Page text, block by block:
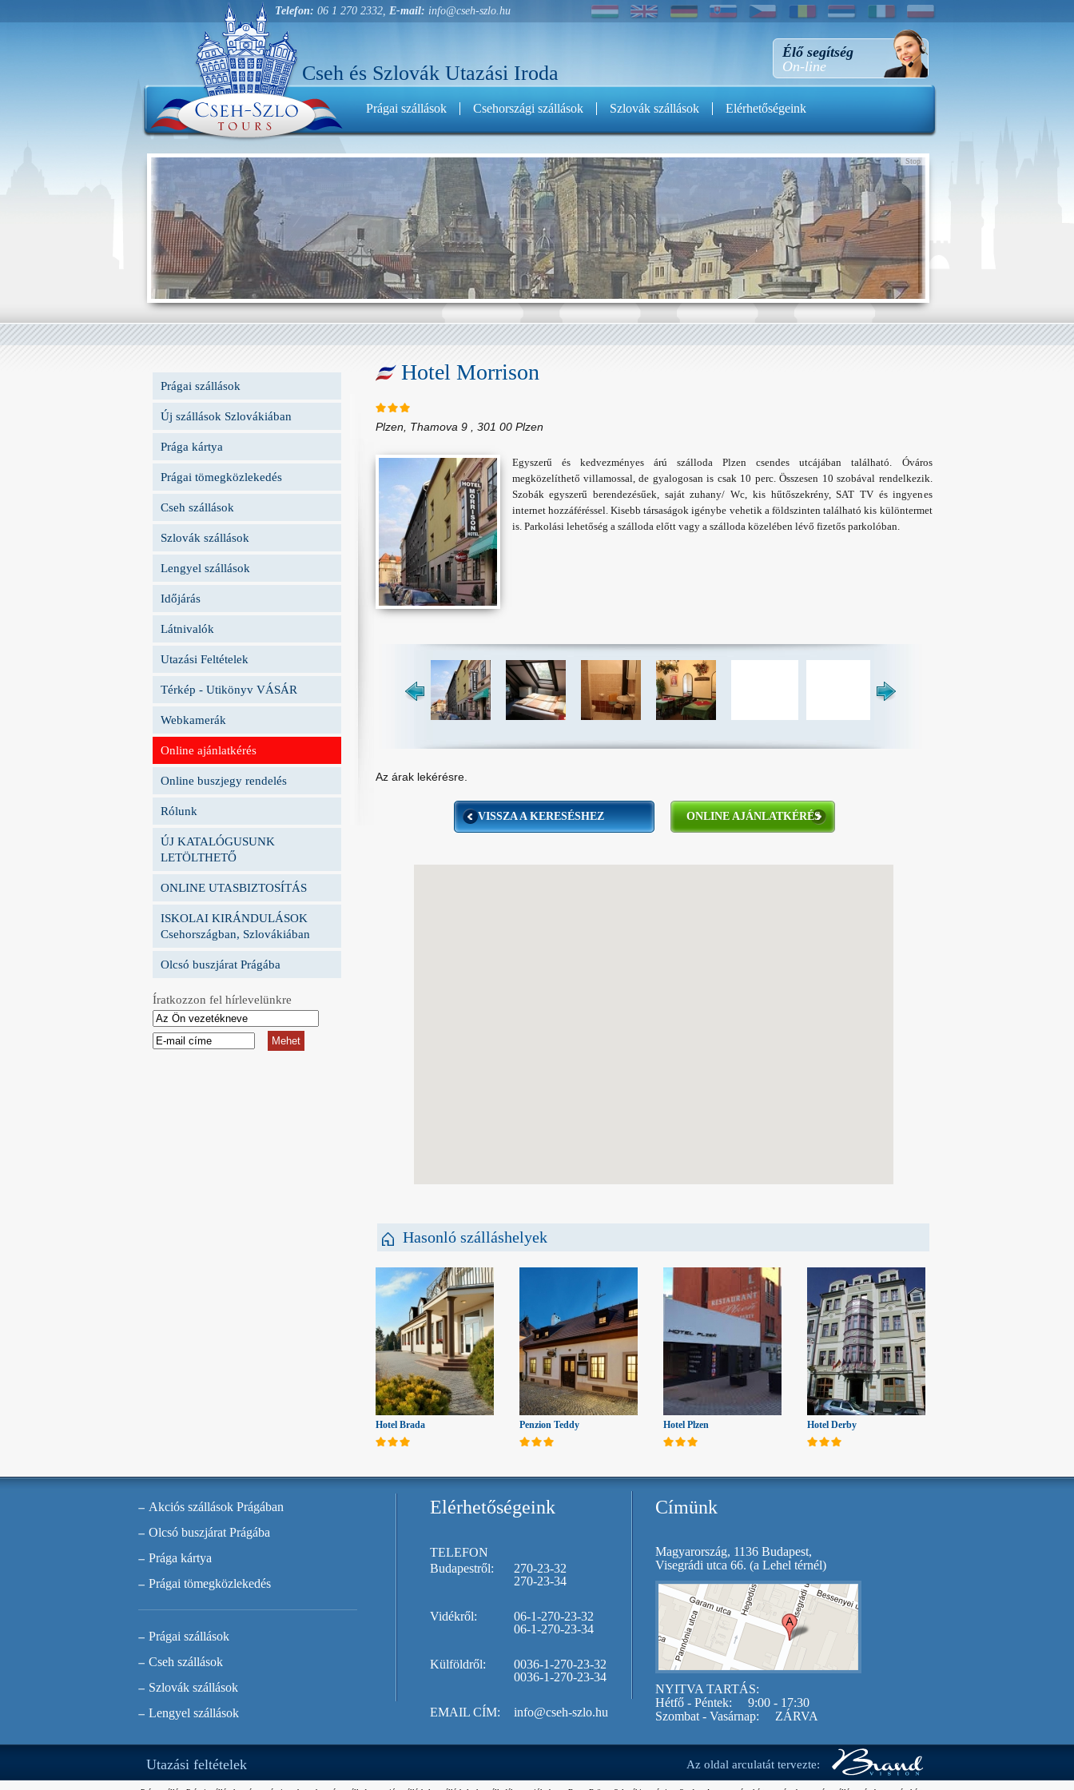
Telefon: 06 1 270 2332, E-mail: info@cseh-szlo.hu
Cseh és Szlovák Utazási Iroda
Élő segítség
On-line
Prágai szállások Csehországi szállások Szlovák szállások Elérhetőségeink
Stop
Prágai szállások
Új szállások Szlovákiában
Prága kártya
Prágai tömegközlekedés
Cseh szállások
Szlovák szállások
Lengyel szállások
Időjárás
Látnivalók
Utazási Feltételek
Térkép - Utikönyv VÁSÁR
Webkamerák
Online ajánlatkérés
Online buszjegy rendelés
Rólunk
ÚJ KATALÓGUSUNK
LETÖLTHETŐ
ONLINE UTASBIZTOSÍTÁS
ISKOLAI KIRÁNDULÁSOK
Csehországban, Szlovákiában
Olcsó buszjárat Prágába
Íratkozzon fel hírlevelünkre
Hotel Morrison
Plzen, Thamova 9 , 301 00 Plzen
Egyszerű és kedvezményes árú szálloda Plzen csendes utcájában található. Óváros
megközelíthető villamossal, de gyalogosan is csak 10 perc. Összesen 10 szobával rendelkezik.
Szobák egyszerű berendezésűek, saját zuhany/ Wc, kis hűtőszekrény, SAT TV és ingyenes
internet hozzáféréssel. Kisebb társaságok igénybe vehetik a földszinten található kis különtermet
is. Parkolási lehetőség a szálloda előtt vagy a szálloda közelében lévő fizetős parkolóban.
Az árak lekérésre.
VISSZA A KERESÉSHEZ ONLINE AJÁNLATKÉRÉS
Hasonló szálláshelyek
Hotel Brada Penzion Teddy Hotel Plzen Hotel Derby
Akciós szállások Prágában
Olcsó buszjárat Prágába
Prága kártya
Prágai tömegközlekedés
Prágai szállások
Cseh szállások
Szlovák szállások
Lengyel szállások
Elérhetőségeink
TELEFON
Budapestről:
Vidékről:
Külföldről:
EMAIL CÍM:
270-23-32
270-23-34
06-1-270-23-32
06-1-270-23-34
0036-1-270-23-32
0036-1-270-23-34
info@cseh-szlo.hu
Címünk
Magyarország, 1136 Budapest,
Visegrádi utca 66. (a Lehel térnél)
NYITVA TARTÁS:
Hétfő - Péntek:
9:00 - 17:30
Szombat - Vasárnap:
ZÁRVA
Utazási feltételek Az oldal arculatát tervezte: